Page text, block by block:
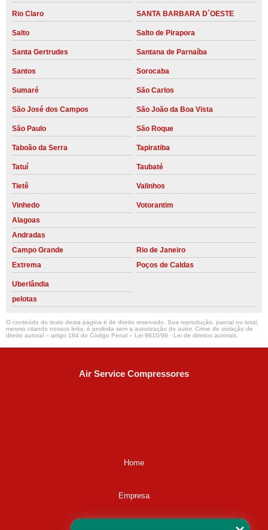
Rio Claro SANTA BARBARA D´OESTE
Salto Salto de Pirapora
Santa Gertrudes Santana de Parnaíba
Santos Sorocaba
Sumaré São Carlos
São José dos Campos São João da Boa Vista
São Paulo São Roque
Taboão da Serra Tapiratiba
Tatuí Taubaté
Tietê Valinhos
Vinhedo
Votorantim
Alagoas
Andradas
Campo Grande
Rio de Janeiro
Extrema
Poços de Caldas
Uberlândia
pelotas
O conteúdo do texto desta página é de direito reservado. Sua reprodução, parcial ou total,
mesmo citando nossos links, é proibida sem a autorização do autor. Crime de violação de
direito autoral – artigo 184 do Código Penal – Lei 9610/98 - Lei de direitos autorais.
Air Service Compressores
Home
Empresa